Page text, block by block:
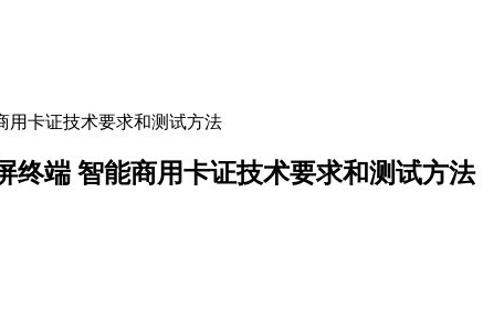
用卡证技术要求和测试方法
终端 智能商用卡证技术要求和测试方法